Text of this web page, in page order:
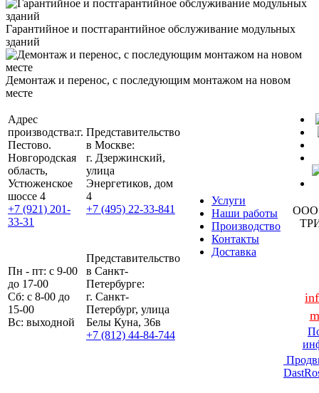
Гарантийное и постгарантийное обслуживание модульных
зданий
Демонтаж и перенос, с последующим монтажом на новом
месте
Адрес
производства:г.
Пестово.
Новгородская
область,
Устюженское
шоссе 4
+7 (921) 201-
33-31
Представительство
в Москве:
г. Дзержинский,
улица
Энергетиков, дом
4
+7 (495) 22-33-841
Услуги
Наши работы
Производство
Контакты
Доставка
ООО
Пн - пт: с 9-00
до 17-00
Сб: с 8-00 до
15-00
Вс: выходной
Представительство
в Санкт-
Петербурге:
г. Санкт-
Петербург, улица
Белы Куна, 36в
+7 (812) 44-84-744